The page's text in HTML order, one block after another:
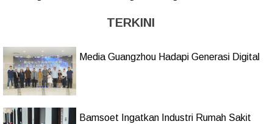
TERKINI
Media Guangzhou Hadapi Generasi Digital
Bamsoet Ingatkan Industri Rumah Sakit